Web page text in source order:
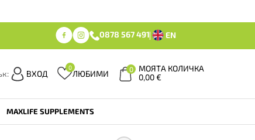
0878 567 491 EN
ВХОД
0
ЛЮБИМИ 0
МОЯТА КОЛИЧКА
0,00€
MAXLIFE SUPPLEMENTS